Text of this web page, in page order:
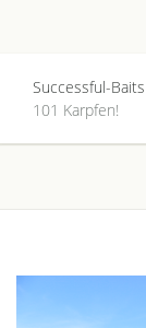
Successful-Baits
101 Karpfen!